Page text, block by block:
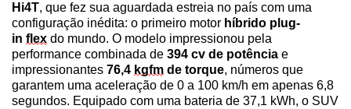
Hi4T, que fez sua aguardada estreia no país com uma
configuração inédita: o primeiro motor híbrido plug-
in flex do mundo. O modelo impressionou pela
performance combinada de 394 cv de potência e
impressionantes 76,4 kgfm de torque, números que
garantem uma aceleração de 0 a 100 km/h em apenas 6,8
segundos. Equipado com uma bateria de 37,1 kWh, o SUV